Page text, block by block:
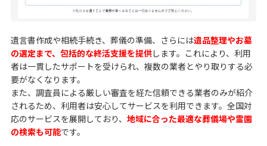
遺言書作成や相続手続き、葬儀の準備、さらには遺品整理やお墓
の選定まで、包括的な終活支援を提供します。これにより、利用
者は一貫したサポートを受けられ、複数の業者とやり取りする必
要がなくなります。
また、調査員による厳しい審査を経た信頼できる業者のみが紹介
されるため、利用者は安心してサービスを利用できます。全国対
応のサービスを展開しており、 地域に合った最適な葬儀場や霊園
の検索も可能です。